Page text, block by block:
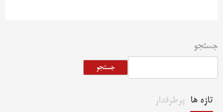
جستجو
جستجو
تازه ها پرطرفدار